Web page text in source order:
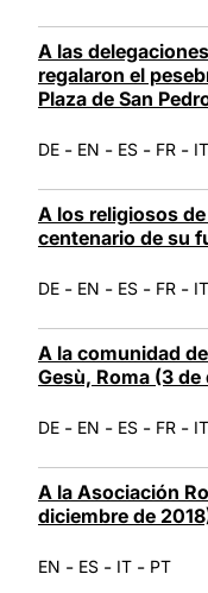
A las
regalaron el
Plaza de San
DE - EN - ES - FR - IT
A los religiosos
centenario de su
DE - EN - ES - FR - IT
A la comunidad
Gesù, Roma (3
DE - EN - ES - FR - IT
A la Asociación
diciembre de
EN - ES - IT - PT